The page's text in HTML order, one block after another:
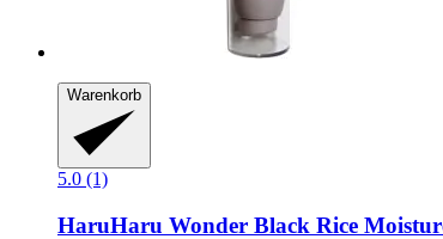
Warenkorb
5.0 (1)
HaruHaru Wonder Black Rice